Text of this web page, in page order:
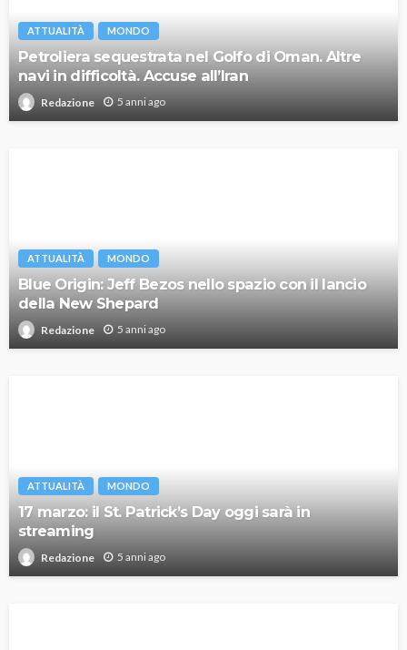
ATTUALITÀ MONDO
Petroliera sequestrata nel Golfo di Oman. Altre
navi in difficoltà. Accuse all’Iran
Redazione 5 anni ago
ATTUALITÀ MONDO
Blue Origin: Jeff Bezos nello spazio con il lancio
della New Shepard
Redazione 5 anni ago
ATTUALITÀ MONDO
17 marzo: il St. Patrick’s Day oggi sarà in
streaming
Redazione 5 anni ago